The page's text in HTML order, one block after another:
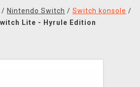
/ Nintendo Switch / Switch konsole /
Lite - Hyrule Edition